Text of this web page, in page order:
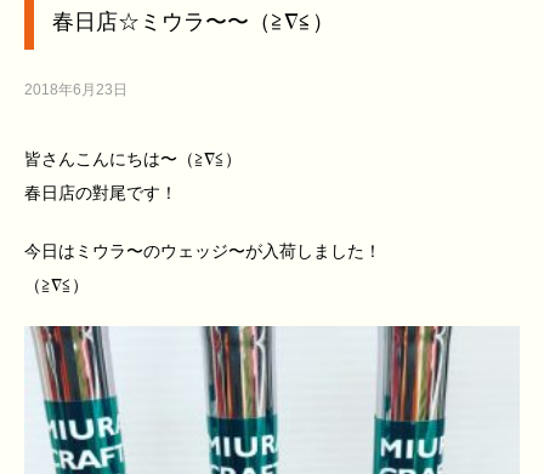
春日店☆ミウラ〜〜（≧∇≦）
2018年6月23日
皆さんこんにちは〜（≧∇≦）
春日店の對尾です！
今日はミウラ〜のウェッジ〜が入荷しました！
（≧∇≦）